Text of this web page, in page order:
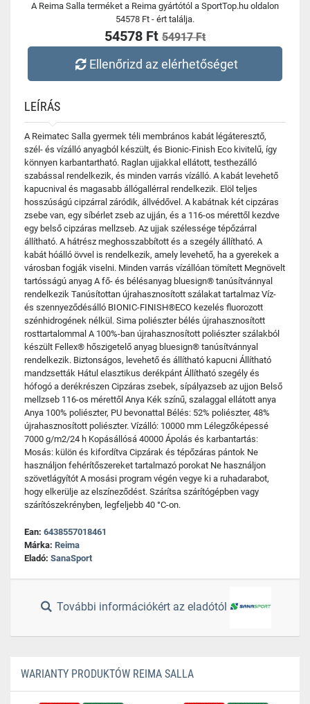
A Reima Salla terméket a Reima gyártótól a SportTop.hu oldalon
54578 Ft - ért találja.
54578 Ft 54917 Ft
Ellenőrizd az elérhetőséget
LEÍRÁS
A Reimatec Salla gyermek téli membrános kabát légáteresztő,
szél- és vízálló anyagból készült, és Bionic-Finish Eco kivitelű, így
könnyen karbantartható. Raglan ujjakkal ellátott, testhezálló
szabással rendelkezik, és minden varrás vízálló. A kabát levehető
kapucnival és magasabb állógallérral rendelkezik. Elöl teljes
hosszúságú cipzárral záródik, állvédővel. A kabátnak két cipzáras
zsebe van, egy síbérlet zseb az ujján, és a 116-os mérettől kezdve
egy belső cipzáras mellzseb. Az ujjak szélessége tépőzárral
állítható. A hátrész meghosszabbított és a szegély állítható. A
kabát hóálló övvel is rendelkezik, amely levehető, ha a gyerekek a
városban fogják viselni. Minden varrás vízállóan tömített Megnövelt
tartósságú anyag A fő- és bélésanyag bluesign® tanúsítvánnyal
rendelkezik Tanúsítottan újrahasznosított szálakat tartalmaz Víz-
és szennyeződésálló BIONIC-FINISH®ECO kezelés fluorozott
szénhidrogének nélkül. Sima poliészter bélés újrahasznosított
rosttartalommal A 100%-ban újrahasznosított poliészter szálakból
készült Fellex® hőszigetelő anyag bluesign® tanúsítvánnyal
rendelkezik. Biztonságos, levehető és állítható kapucni Állítható
mandzsetták Hátul elasztikus derékpánt Állítható szegély és
hófogó a derékrészen Cipzáras zsebek, sípályazseb az ujjon Belső
mellzseb 116-os mérettől Anya Kék színű, szalaggal ellátott anya
Anya 100% poliészter, PU bevonattal Bélés: 52% poliészter, 48%
újrahasznosított poliészter. Vízálló: 10000 mm Lélegzőképessé
7000 g/m2/24 h Kopásállósá 40000 Ápolás és karbantartás:
Mosás: külön és kifordítva Cipzárak és tépőzáras pántok Ne
használjon fehérítőszereket tartalmazó porokat Ne használjon
szövetlágyítót A mosási program végén vegye ki a ruhadarabot,
hogy elkerülje az elszíneződést. Szárítsa szárítógépben vagy
szárítószekrényben, legfeljebb 40 °C-on.
Ean: 6438557018461
Márka: Reima
Eladó: SanaSport
További információkért az eladótól
WARIANTY PRODUKTÓW REIMA SALLA